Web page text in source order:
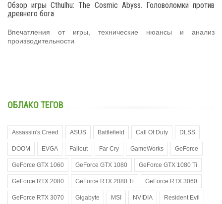
Обзор игры Cthulhu: The Cosmic Abyss. Головоломки против
древнего бога
Впечатления от игры, технические нюансы и анализ
производительности
ОБЛАКО ТЕГОВ
Assassin's Creed ASUS Battlefield Call Of Duty DLSS
DOOM EVGA Fallout Far Cry GameWorks GeForce
GeForce GTX 1060 GeForce GTX 1080 GeForce GTX 1080 Ti
GeForce RTX 2080 GeForce RTX 2080 Ti GeForce RTX 3060
GeForce RTX 3070 Gigabyte MSI NVIDIA Resident Evil